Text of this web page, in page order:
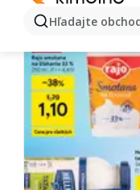
Hľadajte